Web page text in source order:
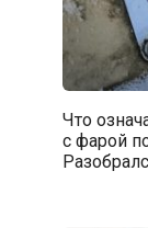
Что
с фарой